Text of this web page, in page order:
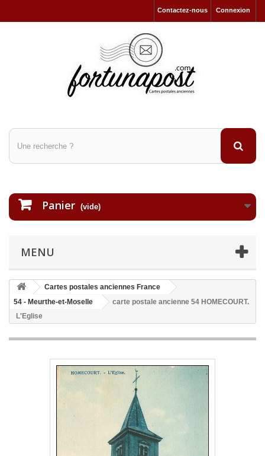
Connexion
Contactez-nous
Panier (vide)
MENU
Cartes postales anciennes France
54 - Meurthe-et-Moselle
carte postale ancienne 54 HOMECOURT.
L'Eglise